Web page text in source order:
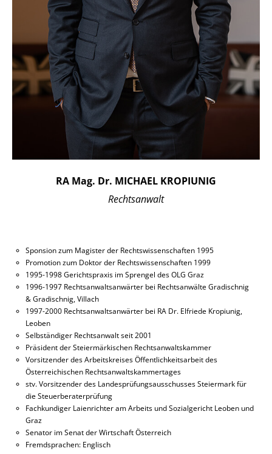
RA Mag. Dr. MICHAEL KROPIUNIG
Rechtsanwalt
Sponsion zum Magister der Rechtswissenschaften 1995
Promotion zum Doktor der Rechtswissenschaften 1999
1995-1998 Gerichtspraxis im Sprengel des OLG Graz
1996-1997 Rechtsanwaltsanwärter bei Rechtsanwälte Gradischnig
& Gradischnig, Villach
1997-2000 Rechtsanwaltsanwärter bei RA Dr. Elfriede Kropiunig,
Leoben
Selbständiger Rechtsanwalt seit 2001
Präsident der Steiermärkischen Rechtsanwaltskammer
Vorsitzender des Arbeitskreises Öffentlichkeitsarbeit des
Österreichischen Rechtsanwaltskammertages
stv. Vorsitzender des Landesprüfungsausschusses Steiermark für
die Steuerberaterprüfung
Fachkundiger Laienrichter am Arbeits und Sozialgericht Leoben und
Graz
Senator im Senat der Wirtschaft Österreich
Fremdsprachen: Englisch